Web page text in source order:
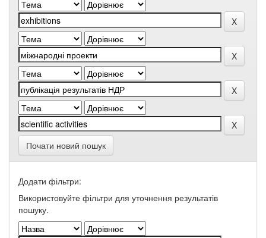
Почати новий пошук
Додати фільтри:
Використовуйте фільтри для уточнення результатів
пошуку.